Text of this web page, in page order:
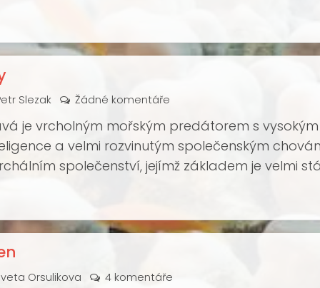
rovněž i pro všechny těsnící o kroužky.
Slezak Žádné komentáře
je vrcholným mořským predátorem s vysokým
a velmi rozvinutým společenským
společenství, jejímž základem je velmi
spolu často tvoří stádo o počtu desítek až stovky
Iveta Orsulikova 4 komentáře